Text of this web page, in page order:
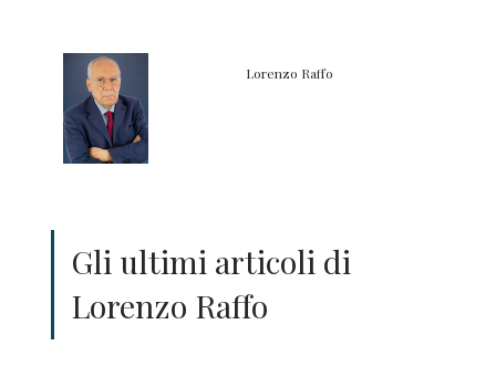
Lorenzo Raffo
Gli ultimi articoli di
Lorenzo Raffo